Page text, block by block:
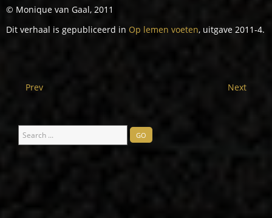
© Monique van Gaal, 2011
Dit verhaal is gepubliceerd in Op lemen voeten, uitgave 2011-4.
Prev Next
Search
...
GO